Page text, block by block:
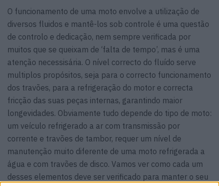
O funcionamento de uma moto envolve a utilização de
diversos fluidos e mantê-los sob controle é uma questão
de controlo e dedicação, nem sempre verificada por
muitos que se queixam de ‘falta de tempo’, mas é uma
atenção necessisária. O nível correcto do fluído serve
multiplos propósitos, seja para o correcto funcionamento
dos travões, para a refrigeração do motor e correcta
fricção das suas peças internas, garantindo maior
longevidades. Obviamente tudo depende do tipo de moto:
um veículo refrigerado a ar com transmissão por
corrente e travões de tambor, requer um nível de
manutenção muito diferente de uma moto refrigerada a
água e com travões de disco. Vamos ver como cada um
desses elementos deve ser verificado para manter o seu